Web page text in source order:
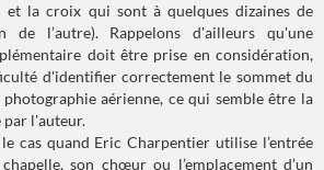
et la croix qui sont à quelques dizaines de
de l’autre). Rappelons d'ailleurs qu'une
doit être prise en considération,
d'identifier correctement le sommet du
aérienne, ce qui semble être la
par l'auteur.
le cas quand Eric Charpentier utilise l’entrée
son chœur ou l’emplacement d’un